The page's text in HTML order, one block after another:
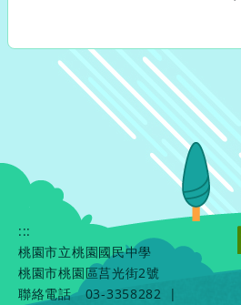
:::
桃園市立桃園國民中學
桃園市桃園區莒光街2號
聯絡電話
03-3358282
|